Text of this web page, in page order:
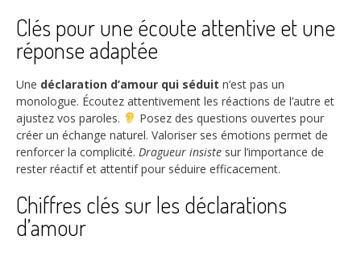
Clés pour une écoute attentive et une
réponse adaptée
Une déclaration d’amour qui séduit n’est pas un
monologue. Écoutez attentivement les réactions de l’autre et
ajustez vos paroles.
Posez des questions ouvertes pour
créer un échange naturel. Valoriser ses émotions permet de
renforcer la complicité. Dragueur insiste sur l’importance de
rester réactif et attentif pour séduire efficacement.
Chiffres clés sur les déclarations
d’amour